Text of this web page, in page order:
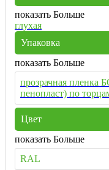
показать Больше
глухая
Упаковка
показать Больше
прозрачная пленка
пенопласт) по
Цвет
показать Больше
RAL